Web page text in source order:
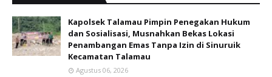
Kapolsek Talamau Pimpin Penegakan Hukum
dan Sosialisasi, Musnahkan Bekas Lokasi
Penambangan Emas Tanpa Izin di Sinuruik
Kecamatan Talamau
Agustus 06, 2026